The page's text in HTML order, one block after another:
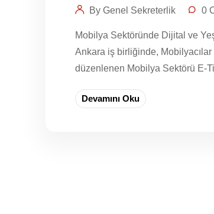
By Genel Sekreterlik 0
Mobilya Sektöründe Dijital ve
Ankara iş birliğinde,
düzenlenen Mobilya Sektörü E-
Devamını Oku